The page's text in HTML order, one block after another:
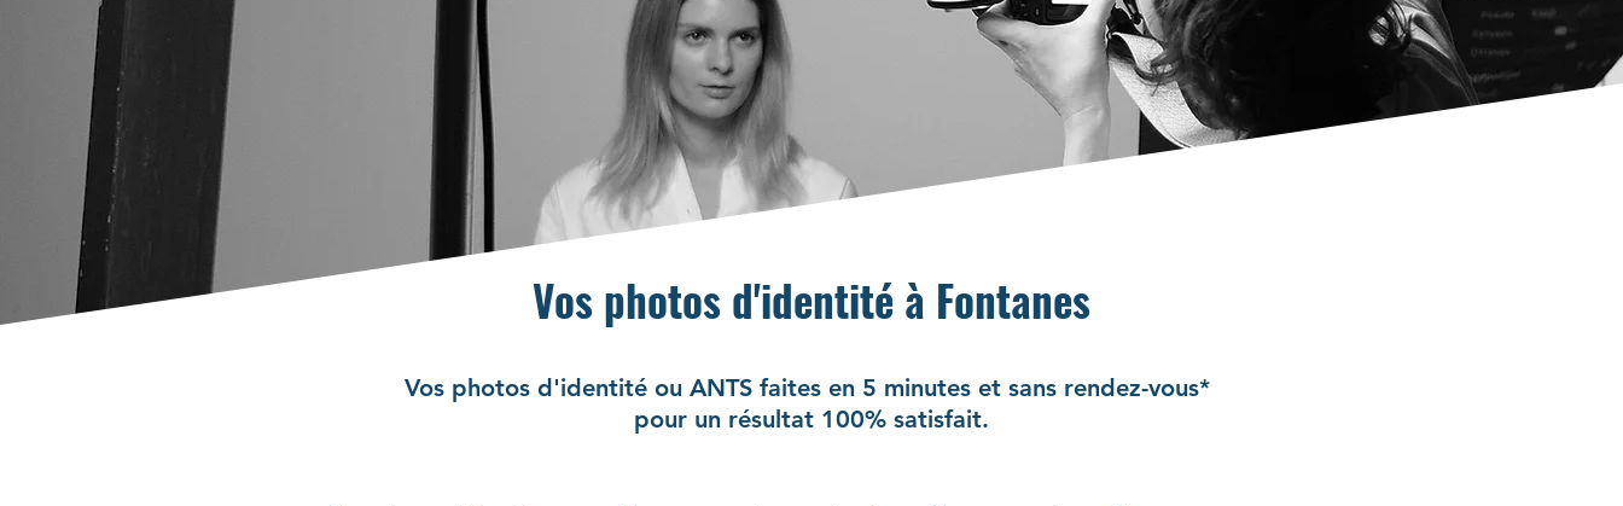
Vos photos d'identité à Fontanes
Vos photos d'identité ou ANTS faites en 5 minutes et sans rendez-vous*
pour un résultat 100% satisfait.